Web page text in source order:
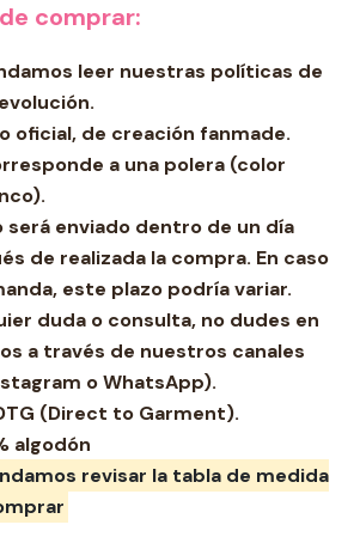
comprar:
leer nuestras políticas de
oficial, de creación fanmade.
a una polera (color
será enviado dentro de un día
de realizada la compra. En caso
este plazo podría variar.
duda o consulta, no dudes en
a través de nuestros canales
o WhatsApp).
(Direct to Garment).
algodón
revisar la tabla de medida